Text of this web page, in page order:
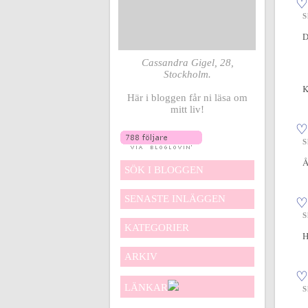
Cassandra Gigel, 28,
Stockholm.
Här i bloggen får ni läsa om
mitt liv!
SÖK I BLOGGEN
SENASTE INLÄGGEN
KATEGORIER
ARKIV
LÄNKAR